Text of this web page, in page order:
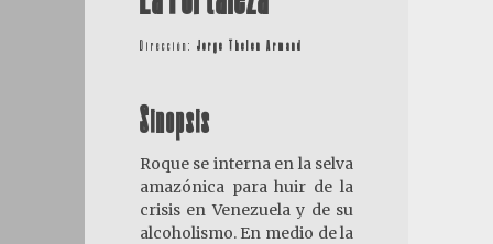
Dirección: Jorge Thelen Armand
Sinopsis
Roque se interna en la selva
amazónica para huir de la
crisis en Venezuela y de su
alcoholismo. En medio de la